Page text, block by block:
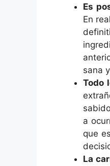
Es
En
sana
Todo
a
que
La